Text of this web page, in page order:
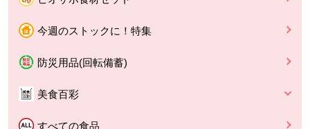
今週のストックに！特集
防災用品(回転備蓄)
美食百彩
すべての食品